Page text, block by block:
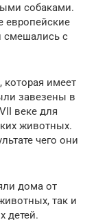
собаками.
европейские
смешались с
которая имеет
завезены в
веке для
животных.
чего они
дома от
так и
детей.